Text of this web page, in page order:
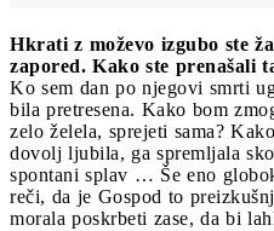
Hkrati z moževo izgubo ste
zapored. Kako ste prenašali
Ko sem dan po njegovi smrti
bila pretresena. Kako bom
zelo želela, sprejeti sama?
dovolj ljubila, ga spremljala
spontani splav … Še eno
reči, da je Gospod to
morala poskrbeti zase, da bi